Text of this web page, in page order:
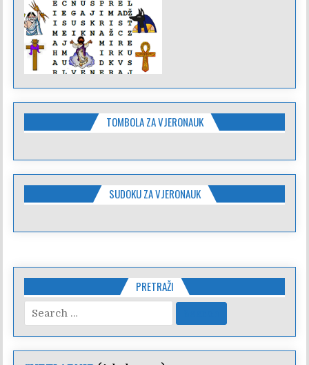
TOMBOLA ZA VJERONAUK
SUDOKU ZA VJERONAUK
PRETRAŽI
for: